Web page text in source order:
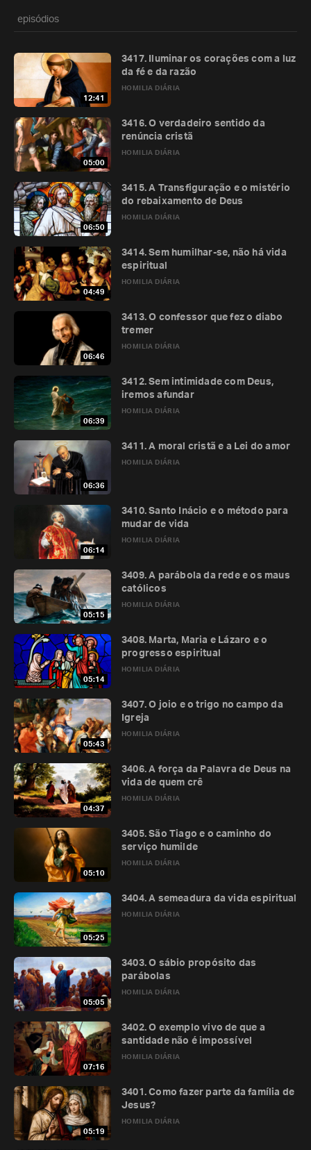
episódios
12:41
HOMILIA DIÁRIA
3417. Iluminar os corações com a luz
da fé e da razão
05:00
HOMILIA DIÁRIA
3416. O verdadeiro sentido da
renúncia cristã
06:50
HOMILIA DIÁRIA
3415. A Transfiguração e o mistério
do rebaixamento de Deus
04:49
HOMILIA DIÁRIA
3414. Sem humilhar-se, não há vida
espiritual
06:46
HOMILIA DIÁRIA
3413. O confessor que fez o diabo
tremer
06:39
HOMILIA DIÁRIA
3412. Sem intimidade com Deus,
iremos afundar
06:36
HOMILIA DIÁRIA
3411. A moral cristã e a Lei do amor
06:14
HOMILIA DIÁRIA
3410. Santo Inácio e o método para
mudar de vida
05:15
HOMILIA DIÁRIA
3409. A parábola da rede e os maus
católicos
05:14
HOMILIA DIÁRIA
3408. Marta, Maria e Lázaro e o
progresso espiritual
05:43
HOMILIA DIÁRIA
3407. O joio e o trigo no campo da
Igreja
04:37
HOMILIA DIÁRIA
3406. A força da Palavra de Deus na
vida de quem crê
05:10
HOMILIA DIÁRIA
3405. São Tiago e o caminho do
serviço humilde
05:25
HOMILIA DIÁRIA
3404. A semeadura da vida espiritual
05:05
HOMILIA DIÁRIA
3403. O sábio propósito das
parábolas
07:16
HOMILIA DIÁRIA
3402. O exemplo vivo de que a
santidade não é impossível
05:19
HOMILIA DIÁRIA
3401. Como fazer parte da família de
Jesus?